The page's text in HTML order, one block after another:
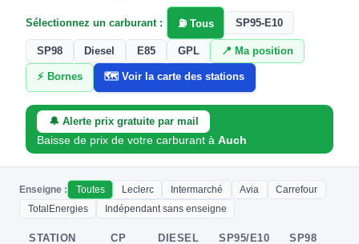
Sélectionnez un carburant : ⛽ Tous SP95-E10
SP98 Diesel E85 GPL 📍 Ma position
⚡ Bornes 🗺️ Voir la carte des stations
🔔 Alerte prix gratuite par mail
Baisse de prix de votre carburant àAuch
Enseigne : Toutes Leclerc Intermarché Avia
Carrefour
TotalEnergies
Indépendant sans enseigne
STATION CP DIESEL SP95/E10 SP98